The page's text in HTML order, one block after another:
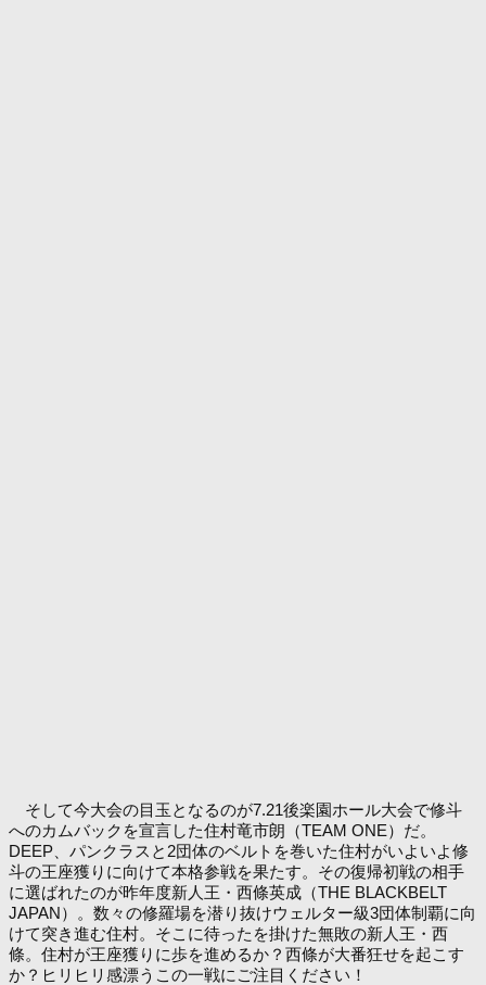
そして今大会の目玉となるのが7.21後楽園ホール大会で修斗
へのカムバックを宣言した住村竜市朗（TEAM ONE）だ。
DEEP、パンクラスと2団体のベルトを巻いた住村がいよいよ修
斗の王座獲りに向けて本格参戦を果たす。その復帰初戦の相手
に選ばれたのが昨年度新人王・西條英成（THE BLACKBELT
JAPAN）。数々の修羅場を潜り抜けウェルター級3団体制覇に向
けて突き進む住村。そこに待ったを掛けた無敗の新人王・西
條。住村が王座獲りに歩を進めるか？西條が大番狂せを起こす
か？ヒリヒリ感漂うこの一戦にご注目ください！